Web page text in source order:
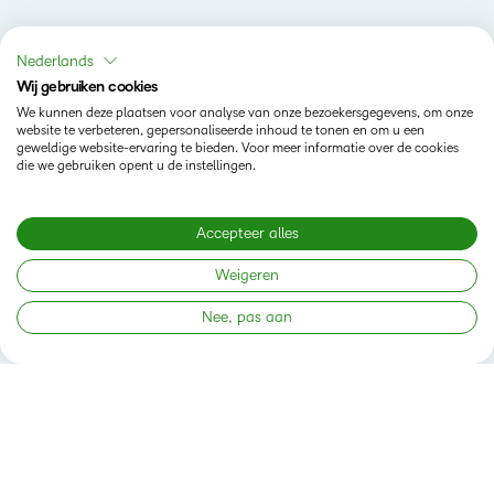
Volg ons
Producten
Brightspace
Oplossingen
Newsroom
Investor Relations
Nederlands
Wij gebruiken cookies
We kunnen deze plaatsen voor analyse van onze bezoekersgegevens, om onze
website te verbeteren, gepersonaliseerde inhoud te tonen en om u een
geweldige website-ervaring te bieden. Voor meer informatie over de cookies
die we gebruiken opent u de instellingen.
Accepteer alles
Weigeren
Nee, pas aan